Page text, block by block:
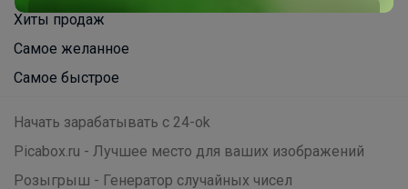
Хиты продаж
Самое желанное
Самое быстрое
Начать зарабатывать с 24-ok
Picabox.ru - Лучшее место для ваших изображений
Розыгрыш - Генератор случайных чисел
Футболка BODO — базовая модель,
подростковый гардероб.В 3 цветах